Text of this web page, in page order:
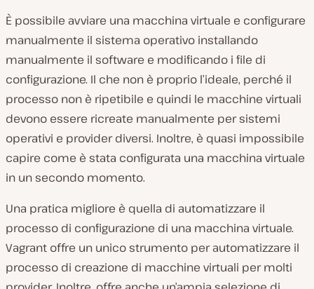
È possibile avviare una macchina virtuale e configurare
manualmente il sistema operativo installando
manualmente il software e modificando i file di
configurazione. Il che non è proprio l’ideale, perché il
processo non è ripetibile e quindi le macchine virtuali
devono essere ricreate manualmente per sistemi
operativi e provider diversi. Inoltre, è quasi impossibile
capire come è stata configurata una macchina virtuale
in un secondo momento.
Una pratica migliore è quella di automatizzare il
processo di configurazione di una macchina virtuale.
Vagrant offre un unico strumento per automatizzare il
processo di creazione di macchine virtuali per molti